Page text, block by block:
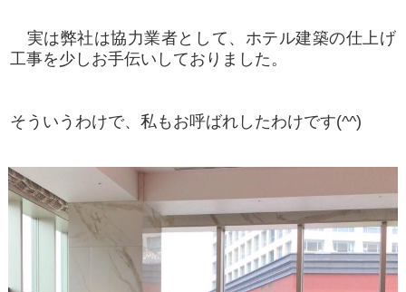
実は弊社は協力業者として、ホテル建築の仕上げ
工事を少しお手伝いしておりました。
そういうわけで、私もお呼ばれしたわけです(^^)